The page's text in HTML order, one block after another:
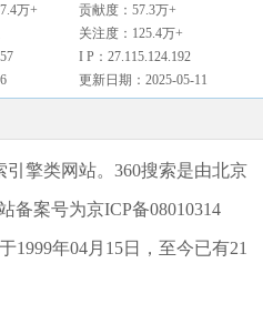
万+
贡献度：57.3万+
关注度：125.4万+
I P：27.115.124.192
更新日期：2025-05-11
引擎类网站。360搜索是由北京
备案号为京ICP备08010314
1999年04月15日，至今已有21